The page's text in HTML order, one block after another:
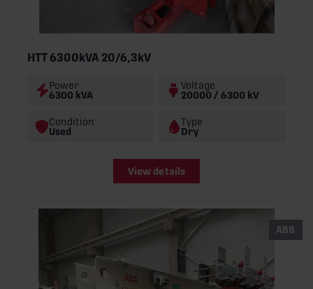
HTT 6300kVA 20/6,3kV
Power
6300 kVA
Voltage
20000 / 6300 kV
Condition
Used
Type
Dry
View details
ABB